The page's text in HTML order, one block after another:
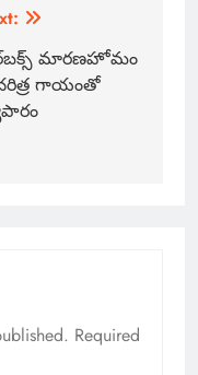
మారణహోమం
గాయంతో
Required